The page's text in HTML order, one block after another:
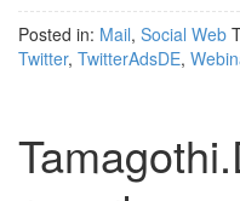
Posted in: Mail, Social Web
Twitter, TwitterAdsDE,